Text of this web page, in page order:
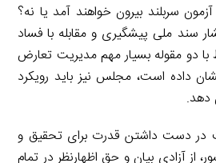
سربلند بیرون خواهند آمد یا نه؟
سند ملی پیشگیری و مقابله با فساد
با دو مقوله بسیار مهم مدیریت تعارض
داده است، مجلس نیز باید رویکرد
دهد.
در دست داشتن قدرت برای تحقیق و
از آزادی بیان و حق اظهارنظر در تمام